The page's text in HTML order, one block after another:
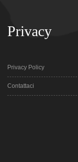
Privacy
Privacy Policy
Contattaci